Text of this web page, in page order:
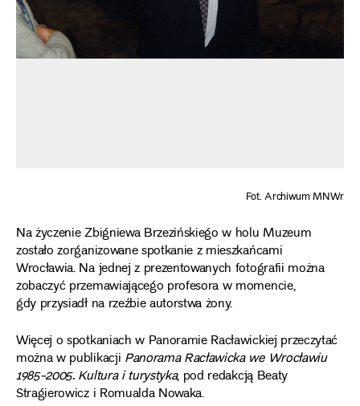
Fot. Archiwum MNWr
Na życzenie Zbigniewa Brzezińskiego w holu Muzeum
zostało zorganizowane spotkanie z mieszkańcami
Wrocławia. Na jednej z prezentowanych fotografii można
zobaczyć przemawiającego profesora w momencie,
gdy przysiadł na rzeźbie autorstwa żony.
Więcej o spotkaniach w Panoramie Racławickiej przeczytać
można w publikacji Panorama Racławicka we Wrocławiu
1985-2005. Kultura i turystyka, pod redakcją Beaty
Stragierowicz i Romualda Nowaka.